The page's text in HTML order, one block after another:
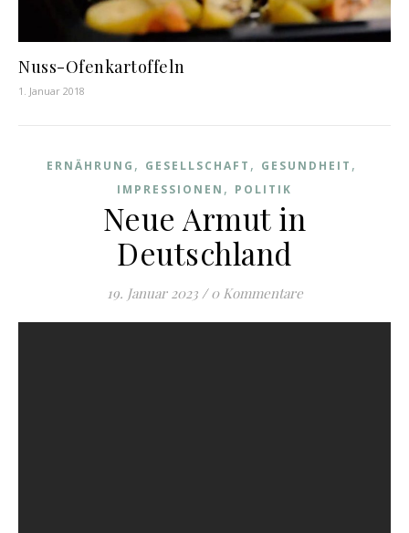
Nuss-Ofenkartoffeln
1. Januar 2018
ERNÄHRUNG , GESELLSCHAFT , GESUNDHEIT ,
IMPRESSIONEN , POLITIK
Neue Armut in
Deutschland
19. Januar 2023 / 0 Kommentare